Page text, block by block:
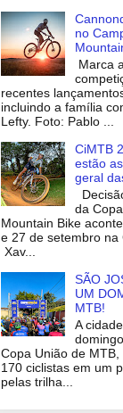
no
Marca
recentes
incluindo a família
Lefty. Foto: Pablo ...
CiMTB
estão
geral
da
Mountain Bike
e 27 de setembro na
Xav...
SÃO
UM
MTB!
A
Copa União de
170 ciclistas em um
pelas trilha...